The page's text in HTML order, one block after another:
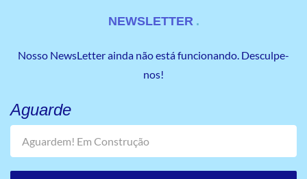
NEWSLETTER
Nosso NewsLetter ainda não está funcionando. Desculpe-
nos!
Aguarde